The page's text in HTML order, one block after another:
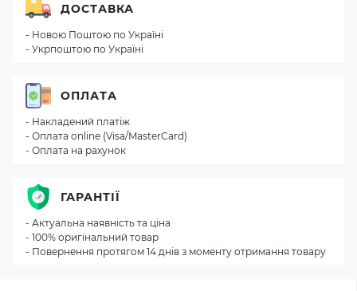
ДОСТАВКА
- Новою Поштою по Україні
- Укрпоштою по Україні
ОПЛАТА
- Накладений платіж
- Оплата online (Visa/MasterCard)
- Оплата на рахунок
ГАРАНТІЇ
- Актуальна наявність та ціна
- 100% оригінальний товар
- Повернення протягом 14 днів з моменту отримання товару